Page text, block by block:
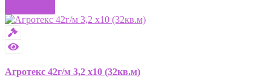
Агротекс 42г/м 3,2 х10 (32кв.м)